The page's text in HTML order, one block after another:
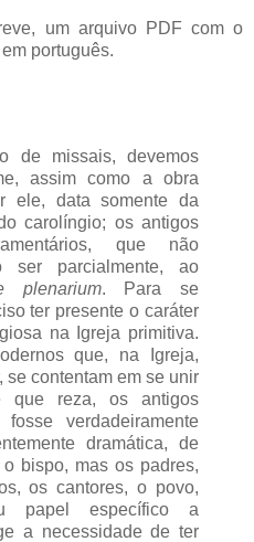
um arquivo PDF com o
português.
de missais, devemos
assim como a obra
ele, data somente da
carolíngio; os antigos
que não
ser parcialmente, ao
plenarium. Para se
ter presente o caráter
na Igreja primitiva.
que, na Igreja,
se contentam em se unir
que reza, os antigos
fosse verdadeiramente
dramática, de
bispo, mas os padres,
os cantores, o povo,
papel específico a
a necessidade de ter